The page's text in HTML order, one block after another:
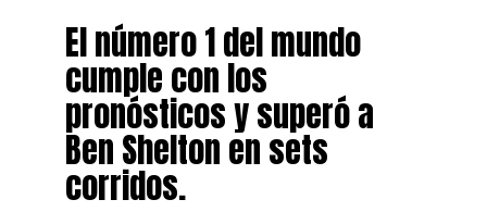
El número 1 del mundo
cumple con los
pronósticos y superó a
Ben Shelton en sets
corridos.